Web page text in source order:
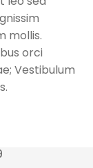
mollis.
orci
Vestibulum